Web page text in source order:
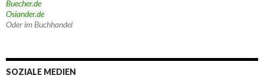
Buecher.de
Osiander.de
Oder im Buchhandel
SOZIALE MEDIEN